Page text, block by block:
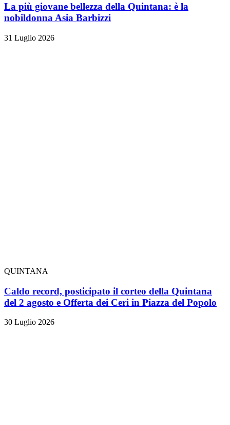
La più giovane bellezza della Quintana: è la
nobildonna Asia Barbizzi
31 Luglio 2026
QUINTANA
Caldo record, posticipato il corteo della Quintana
del 2 agosto e Offerta dei Ceri in Piazza del Popolo
30 Luglio 2026